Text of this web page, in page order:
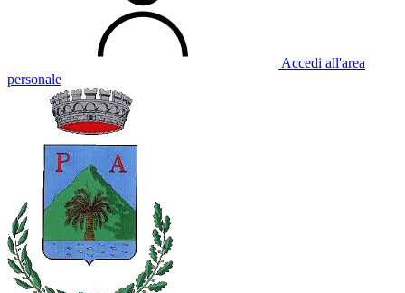
Accedi all'area
personale